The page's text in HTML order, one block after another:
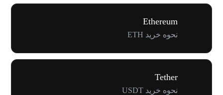
Ethereum
نحوه خرید ETH
Tether
نحوه خرید USDT